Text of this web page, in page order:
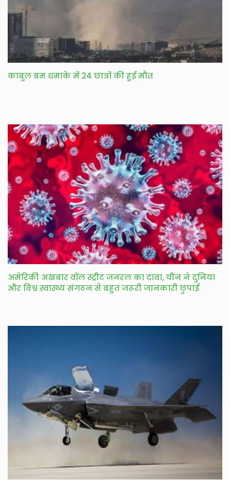
काबुल बम धमाके में 24 छात्रों की हुई मौत
अमेरिकी अखबार वॉल स्ट्रीट जनरल का दावा, चीन ने दुनिया
और विश्व स्वास्थ्य संगठन से बहुत जरूरी जानकारी छुपाई